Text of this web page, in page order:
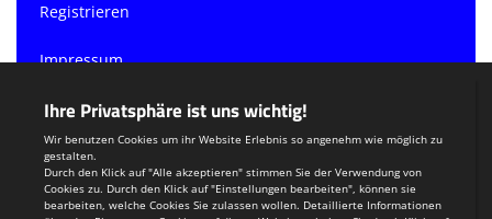
Registrieren
Impressum
Teamsports 2
Dein Sportverein online